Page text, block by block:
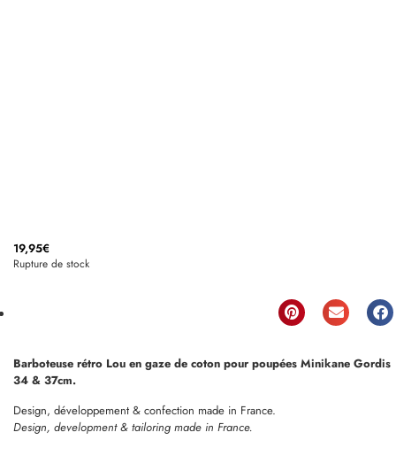
19,95€
Rupture de stock
Barboteuse rétro Lou en gaze de coton pour poupées Minikane Gordis
34 & 37cm.
Design, développement & confection made in France.
Design, development & tailoring made in France.